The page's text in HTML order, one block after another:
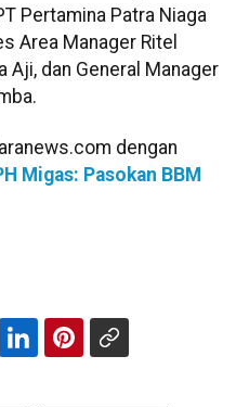
Pertamina Patra Niaga
Area Manager Ritel
Aji, dan General Manager
dengan
Migas: Pasokan BBM